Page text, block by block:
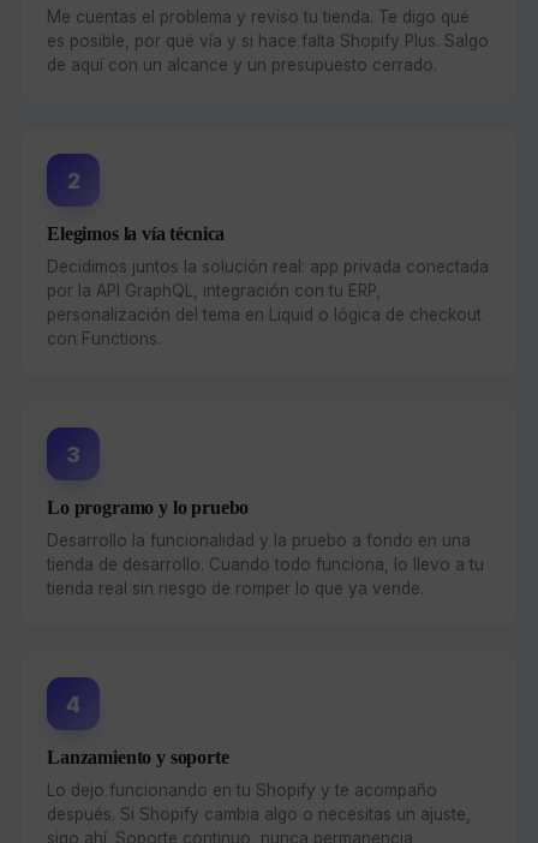
Me cuentas el problema y reviso tu tienda. Te digo qué
es posible, por qué vía y si hace falta Shopify Plus. Salgo
de aquí con un alcance y un presupuesto cerrado.
2
Elegimos la vía técnica
Decidimos juntos la solución real: app privada conectada
por la API GraphQL, integración con tu ERP,
personalización del tema en Liquid o lógica de checkout
con Functions.
3
Lo programo y lo pruebo
Desarrollo la funcionalidad y la pruebo a fondo en una
tienda de desarrollo. Cuando todo funciona, lo llevo a tu
tienda real sin riesgo de romper lo que ya vende.
4
Lanzamiento y soporte
Lo dejo funcionando en tu Shopify y te acompaño
después. Si Shopify cambia algo o necesitas un ajuste,
sigo ahí. Soporte continuo, nunca permanencia